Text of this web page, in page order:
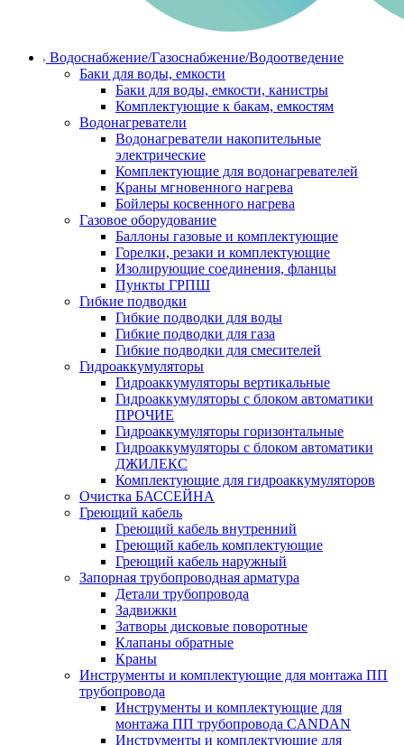
Водоснабжение/Газоснабжение/Водоотведение
Баки для воды, емкости
Баки для воды, емкости, канистры
Комплектующие к бакам, емкостям
Водонагреватели
Водонагреватели накопительные
электрические
Комплектующие для водонагревателей
Краны мгновенного нагрева
Бойлеры косвенного нагрева
Газовое оборудование
Баллоны газовые и комплектующие
Горелки, резаки и комплектующие
Изолирующие соединения, фланцы
Пункты ГРПШ
Гибкие подводки
Гибкие подводки для воды
Гибкие подводки для газа
Гибкие подводки для смесителей
Гидроаккумуляторы
Гидроаккумуляторы вертикальные
Гидроаккумуляторы с блоком автоматики
ПРОЧИЕ
Гидроаккумуляторы горизонтальные
Гидроаккумуляторы с блоком автоматики
ДЖИЛЕКС
Комплектующие для гидроаккумуляторов
Очистка БАССЕЙНА
Греющий кабель
Греющий кабель внутренний
Греющий кабель комплектующие
Греющий кабель наружный
Запорная трубопроводная арматура
Детали трубопровода
Задвижки
Затворы дисковые поворотные
Клапаны обратные
Краны
Инструменты и комплектующие для монтажа ПП
трубопровода
Инструменты и комплектующие для
монтажа ПП трубопровода CANDAN
Инструменты и комплектующие для